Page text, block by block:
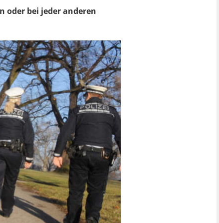
oder bei jeder anderen